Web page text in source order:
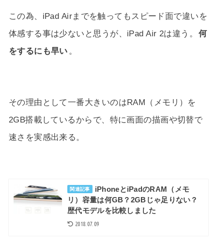
この為、iPad Airまでを触ってもスピード面で違いを
体感する事は少ないと思うが、iPad Air 2は違う。 何
をするにも早い 。
その理由として一番大きいのはRAM（メモリ）を
2GB搭載しているからで、特に画面の描画や切替で
速さを実感出来る。
関連記事
iPhoneとiPadのRAM（メモ
リ）容量は何GB？2GBじゃ足りない？
歴代モデルを比較しました
2018.07.09